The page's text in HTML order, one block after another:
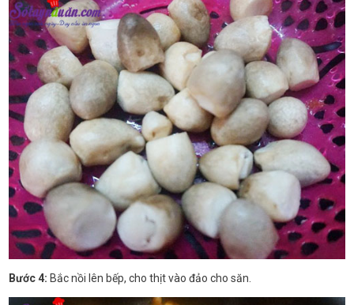
Bước 4: Bắc nồi lên bếp, cho thịt vào đảo cho săn.